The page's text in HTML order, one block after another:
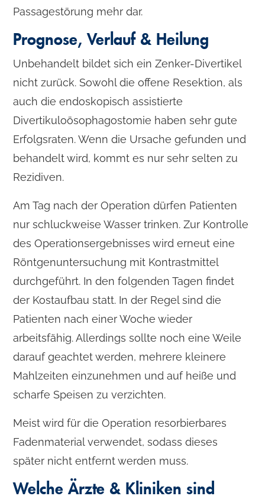
Passagestörung mehr dar.
Prognose, Verlauf & Heilung
Unbehandelt bildet sich ein Zenker-Divertikel
nicht zurück. Sowohl die offene Resektion, als
auch die endoskopisch assistierte
Divertikuloösophagostomie haben sehr gute
Erfolgsraten. Wenn die Ursache gefunden und
behandelt wird, kommt es nur sehr selten zu
Rezidiven.
Am Tag nach der Operation dürfen Patienten
nur schluckweise Wasser trinken. Zur Kontrolle
des Operationsergebnisses wird erneut eine
Röntgenuntersuchung mit Kontrastmittel
durchgeführt. In den folgenden Tagen findet
der Kostaufbau statt. In der Regel sind die
Patienten nach einer Woche wieder
arbeitsfähig. Allerdings sollte noch eine Weile
darauf geachtet werden, mehrere kleinere
Mahlzeiten einzunehmen und auf heiße und
scharfe Speisen zu verzichten.
Meist wird für die Operation resorbierbares
Fadenmaterial verwendet, sodass dieses
später nicht entfernt werden muss.
Welche Ärzte & Kliniken sind